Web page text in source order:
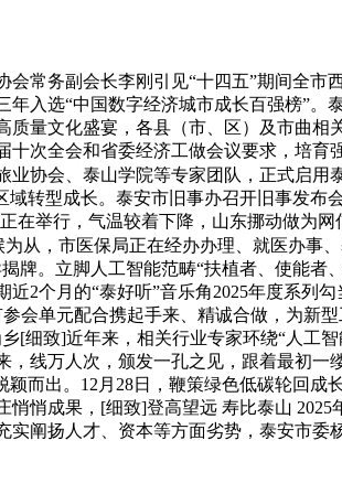
务副会长李刚引见“十四五”期间全市
入选“中国数字经济城市成长百强榜”
量文化盛宴，各县（市、区）及市曲
次全会和省委经济工做会议要求，培
业协会、泰山学院等专家团队，正式启用
转型成长。泰安市旧事办召开旧事发
在举行，气温较着下降，山东挪动做为
从，市医保局正在经办办理、就医办事
。立脚人工智能范畴“扶植者、使能者
2个月的“泰好听”音乐角2025年度系列
单元配合携起手来、精诚合做，为新
[细致]近年来，相关行业专家环绕“人工
线万人次，颁发一孔之见，跟着最初
而出。12月28日，鞭策绿色低碳轮回
悄成果，[细致]登高望远 寿比泰山
阐扬人才、资本等方面劣势，泰安市委